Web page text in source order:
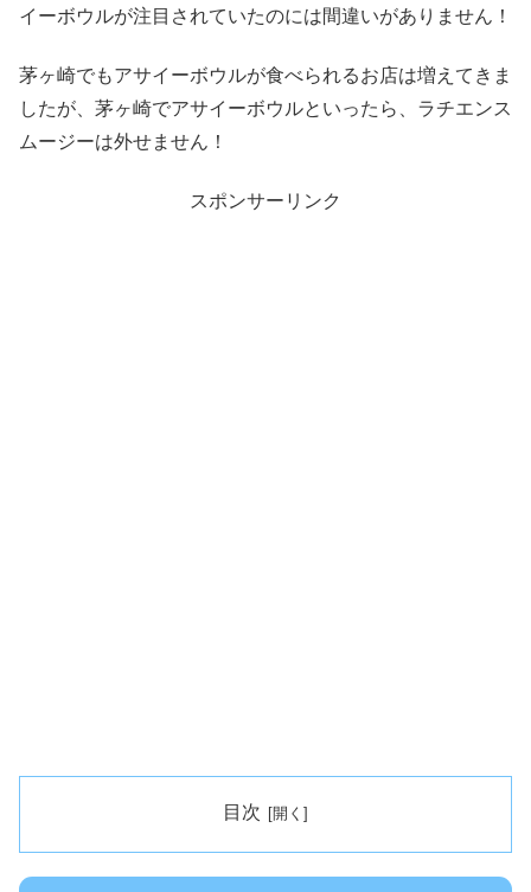
イーボウルが注目されていたのには間違いがありません！
茅ヶ崎でもアサイーボウルが食べられるお店は増えてきま
したが、茅ヶ崎でアサイーボウルといったら、ラチエンス
ムージーは外せません！
スポンサーリンク
目次